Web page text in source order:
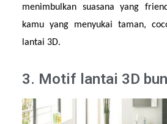
menimbulkan suasana yang
kamu yang menyukai taman,
lantai 3D.
3. Motif lantai 3D